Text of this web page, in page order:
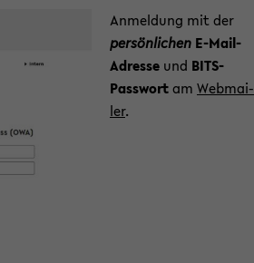
An­mel­dung mit der
per­sön­li­chen E-​Mail-
Adresseund BITS-
Pass­wortam Web­mai­
ler.